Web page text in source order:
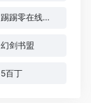
踢踢零在线工具
幻剑书盟
5百丁